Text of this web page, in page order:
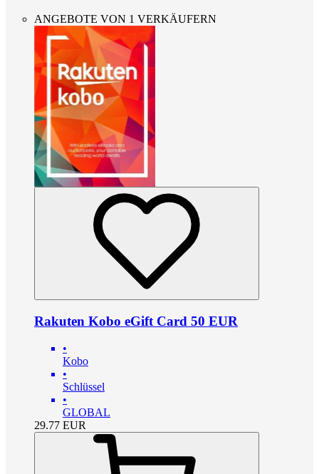
ANGEBOTE VON 1 VERKÄUFERN
Rakuten Kobo eGift Card 50 EUR
•
Kobo
•
Schlüssel
•
GLOBAL
29.77 EUR